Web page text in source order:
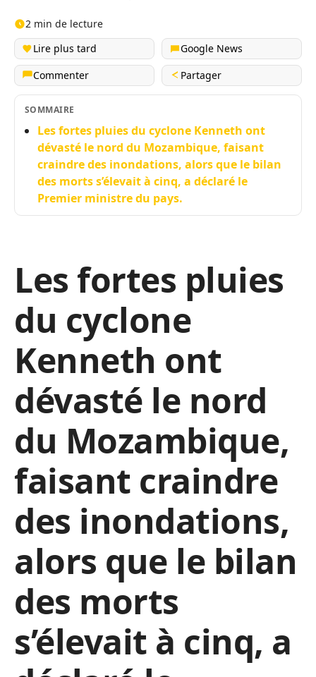
2 min de lecture
Lire plus tard
Google News
Commenter
Partager
SOMMAIRE
Les fortes pluies du cyclone Kenneth ont
dévasté le nord du Mozambique, faisant
craindre des inondations, alors que le bilan
des morts s’élevait à cinq, a déclaré le
Premier ministre du pays.
Les fortes pluies
du cyclone
Kenneth ont
dévasté le nord
du Mozambique,
faisant craindre
des inondations,
alors que le bilan
des morts
s’élevait à cinq, a